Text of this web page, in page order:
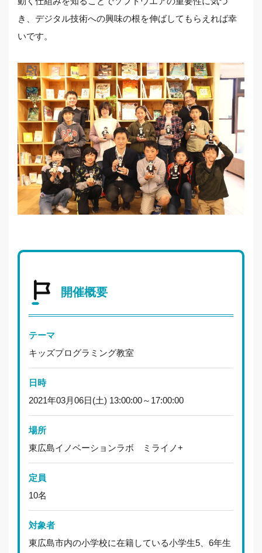
き、デジタル技術への興味の根を伸ばしてもらえれば幸
いです。
開催概要
テーマ
キッズプログラミング教室
日時
2021年03月06日(土) 13:00:00～17:00:00
場所
東広島イノベーションラボ ミライノ+
定員
10名
対象者
東広島市内の小学校に在籍している小学生5、6年生